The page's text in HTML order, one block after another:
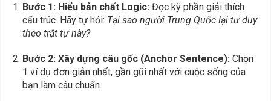
Bước 1: Hiểu bản chất Logic: Đọc kỹ phần giải thích
cấu trúc. Hãy tự hỏi: Tại sao người Trung Quốc lại tư duy
theo trật tự này?
Bước 2: Xây dựng câu gốc (Anchor Sentence): Chọn
1 ví dụ đơn giản nhất, gần gũi nhất với cuộc sống của
bạn làm câu chuẩn.